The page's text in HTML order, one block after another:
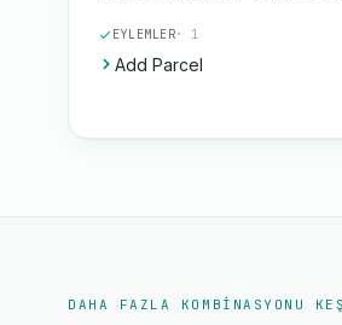
EYLEMLER· 1
Add Parcel
DAHA FAZLA KOMBINASYONU